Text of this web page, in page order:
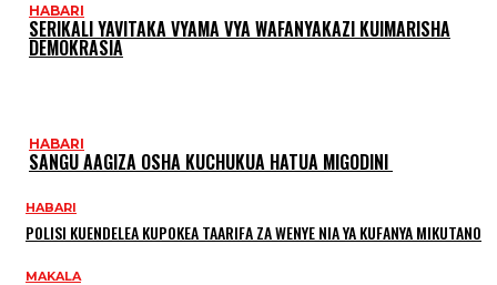
HABARI
SERIKALI YAVITAKA VYAMA VYA WAFANYAKAZI KUIMARISHA
DEMOKRASIA
HABARI
SANGU AAGIZA OSHA KUCHUKUA HATUA MIGODINI ‎
HABARI
POLISI KUENDELEA KUPOKEA TAARIFA ZA WENYE NIA YA KUFANYA MIKUTANO
MAKALA